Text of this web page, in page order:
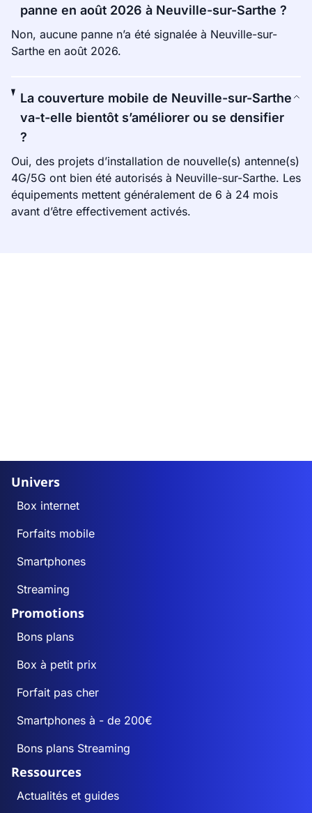
panne en août 2026 à Neuville-sur-Sarthe ?
Non, aucune panne n’a été signalée à Neuville-sur-
Sarthe en août 2026.
La couverture mobile de Neuville-sur-Sarthe
va-t-elle bientôt s’améliorer ou se densifier
?
Oui, des projets d’installation de nouvelle(s) antenne(s)
4G/5G ont bien été autorisés à Neuville-sur-Sarthe. Les
équipements mettent généralement de 6 à 24 mois
avant d’être effectivement activés.
Univers
Box internet
Forfaits mobile
Smartphones
Streaming
Promotions
Bons plans
Box à petit prix
Forfait pas cher
Smartphones à - de 200€
Bons plans Streaming
Ressources
Actualités et guides